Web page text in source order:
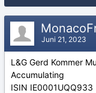
Juni 21, 2023
L&G Gerd Kommer
Accumulating
ISIN IE0001UQQ933